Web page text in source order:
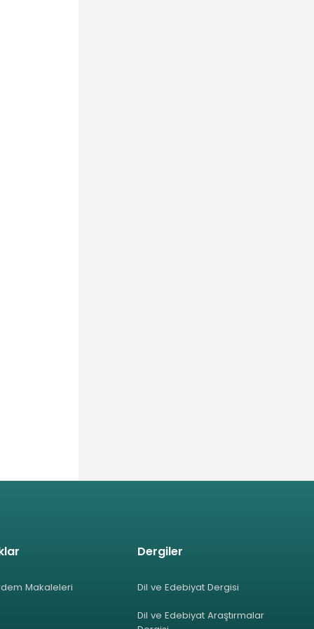
Makaleleri
Dergiler
Dil ve Edebiyat Dergisi
Dil ve Edebiyat Araştırmalar